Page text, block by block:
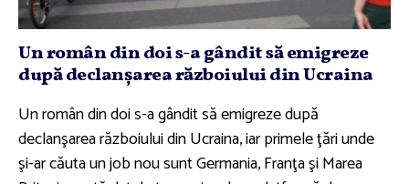
Un român din doi s-a gândit să emigreze
după declanşarea războiului din Ucraina
Un român din doi s-a gândit să emigreze după
declanşarea războiului din Ucraina, iar primele ţări unde
şi-ar căuta un job nou sunt Germania, Franţa şi Marea